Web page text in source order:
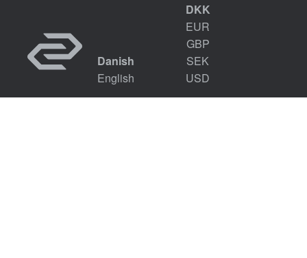
Danish
English
DKK
EUR
GBP
SEK
USD